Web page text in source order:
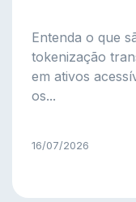
Entenda o que
tokenização
em ativos
os...
16/07/2026